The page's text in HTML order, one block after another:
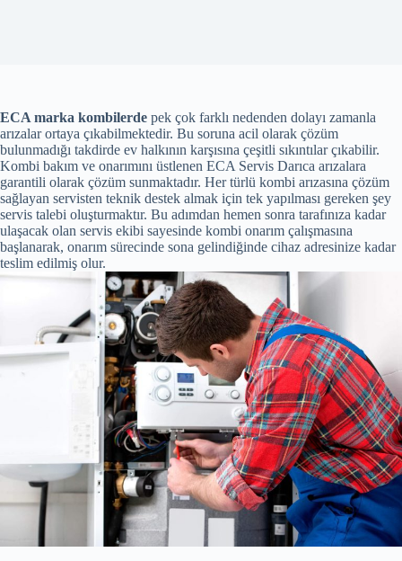
ECA marka kombilerde pek çok farklı nedenden dolayı zamanla
arızalar ortaya çıkabilmektedir. Bu soruna acil olarak çözüm
bulunmadığı takdirde ev halkının karşısına çeşitli sıkıntılar çıkabilir.
Kombi bakım ve onarımını üstlenen ECA Servis Darıca arızalara
garantili olarak çözüm sunmaktadır. Her türlü kombi arızasına çözüm
sağlayan servisten teknik destek almak için tek yapılması gereken şey
servis talebi oluşturmaktır. Bu adımdan hemen sonra tarafınıza kadar
ulaşacak olan servis ekibi sayesinde kombi onarım çalışmasına
başlanarak, onarım sürecinde sona gelindiğinde cihaz adresinize kadar
teslim edilmiş olur.